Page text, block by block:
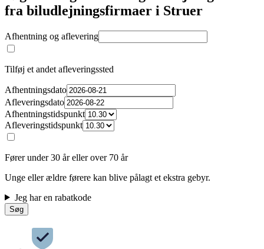
fra biludlejningsfirmaer i Struer
Afhentning og aflevering
Tilføj et andet afleveringssted
Afhentningsdato
Afleveringsdato
Afhentningstidspunkt
Afleveringstidspunkt
Fører under 30 år eller over 70 år
Unge eller ældre førere kan blive pålagt et ekstra gebyr.
Jeg har en rabatkode
Søg